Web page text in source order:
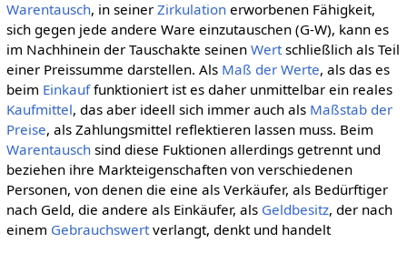
Warentausch, in seiner Zirkulationerworbenen Fähigkeit,
sich gegen jede andere Ware einzutauschen (G-W), kann es
im Nachhinein der Tauschakte seinen Wertschließlich als Teil
einer Preissumme darstellen. Als Maß der Werte, als das es
beim Einkauffunktioniert ist es daher unmittelbar ein reales
Kaufmittel, das aber ideell sich immer auch als Maßstab der
Preise, als Zahlungsmittel reflektieren lassen muss. Beim
Warentauschsind diese Fuktionen allerdings getrennt und
beziehen ihre Markteigenschaften von verschiedenen
Personen, von denen die eine als Verkäufer, als Bedürftiger
nach Geld, die andere als Einkäufer, als Geldbesitz, der nach
einem Gebrauchswertverlangt, denkt und handelt